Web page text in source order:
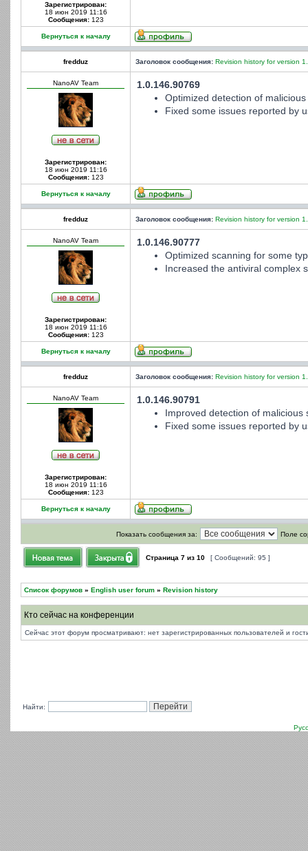
Зарегистрирован:
18 июн 2019 11:16
Сообщения:123
Вернуться к началу
fredduz Заголовок сообщения: Revision history for version
NanoAV Team
Зарегистрирован:
18 июн 2019 11:16
Сообщения:123
1.0.146.90769
Optimized detection of
Fixed some issues reported by
Вернуться к началу
fredduz Заголовок сообщения: Revision history for version
NanoAV Team
Зарегистрирован:
18 июн 2019 11:16
Сообщения:123
1.0.146.90777
Optimized scanning for some
Increased the antiviral complex
Вернуться к началу
fredduz Заголовок сообщения: Revision history for version
NanoAV Team
Зарегистрирован:
18 июн 2019 11:16
Сообщения:123
1.0.146.90791
Improved detection of malicious
Fixed some issues reported by
Вернуться к началу
Показать сообщения за: Поле
Страница 7 из 10 [ Сообщений: 95 ]
Список форумов » English user forum » Revision history
Кто сейчас на конференции
Сейчас этот форум просматривают: нет зарегистрированных пользователей и
Найти: